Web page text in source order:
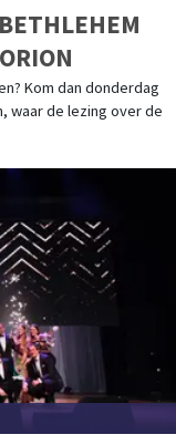
Kom dan donderdag
waar de lezing over de